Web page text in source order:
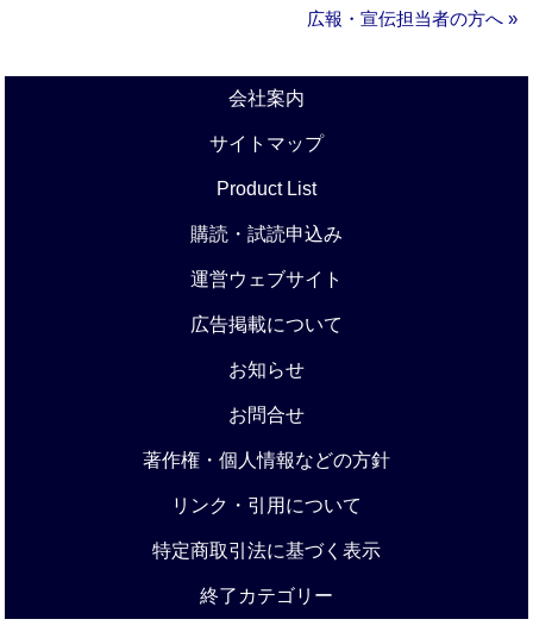
広報・宣伝担当者の方へ »
会社案内
サイトマップ
Product List
購読・試読申込み
運営ウェブサイト
広告掲載について
お知らせ
お問合せ
著作権・個人情報などの方針
リンク・引用について
特定商取引法に基づく表示
終了カテゴリー